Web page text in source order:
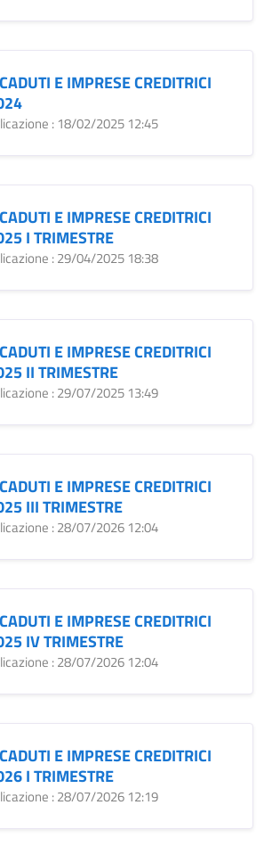
E IMPRESE CREDITRICI
: 18/02/2025 12:45
E IMPRESE CREDITRICI
I TRIMESTRE
: 29/04/2025 18:38
E IMPRESE CREDITRICI
II TRIMESTRE
: 29/07/2025 13:49
E IMPRESE CREDITRICI
III TRIMESTRE
: 28/07/2026 12:04
E IMPRESE CREDITRICI
IV TRIMESTRE
: 28/07/2026 12:04
E IMPRESE CREDITRICI
I TRIMESTRE
: 28/07/2026 12:19